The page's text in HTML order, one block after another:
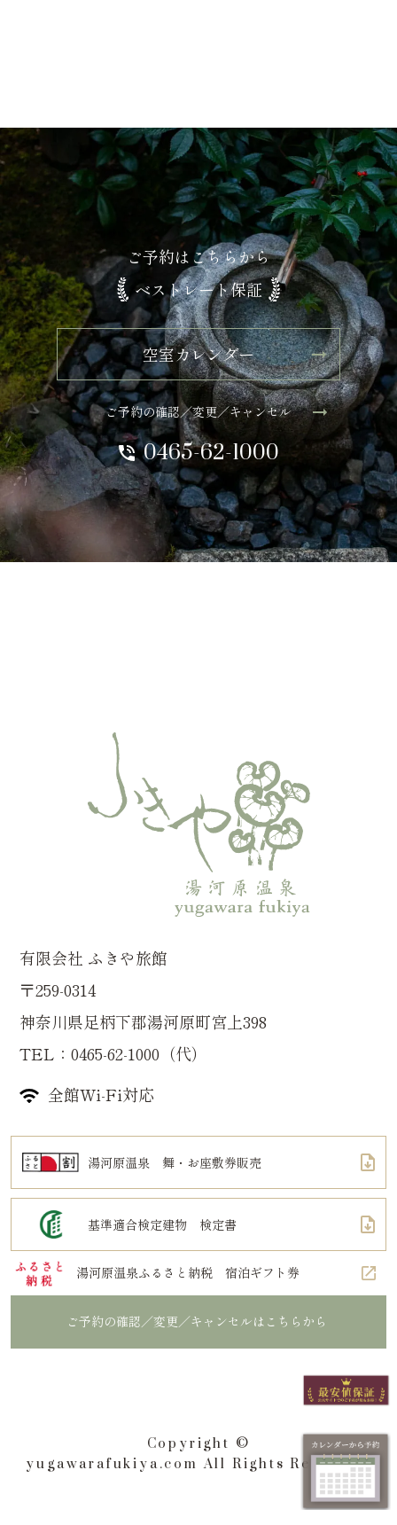
ご予約はこちらから
ベストレート保証
空室カレンダー
ご予約の確認／変更／キャンセル
0465-62-1000
有限会社 ふきや旅館
〒259-0314
神奈川県足柄下郡湯河原町宮上398
TEL：0465-62-1000（代）
全館Wi-Fi対応
湯河原温泉 舞・お座敷券販売
基準適合検定建物 検定書
湯河原温泉ふるさと納税 宿泊ギフト券
ご予約の確認／変更／キャンセルはこちらから
Copyright ©
yugawarafukiya.com All Rights Reserved.